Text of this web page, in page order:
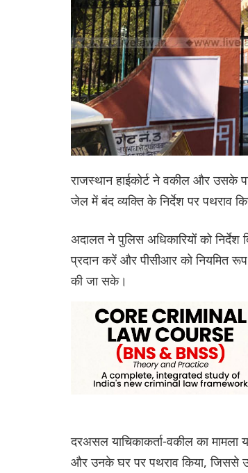
राजस्थान हाईकोर्ट ने वकील और उसके
जेल में बंद व्यक्ति के निर्देश पर पथराव
अदालत ने पुलिस अधिकारियों को
प्रदान करें और पीसीआर को नियमित रूप
की जा सके।
दरअसल याचिकाकर्ता-वकील का
और उनके घर पर पथराव किया, जिससे